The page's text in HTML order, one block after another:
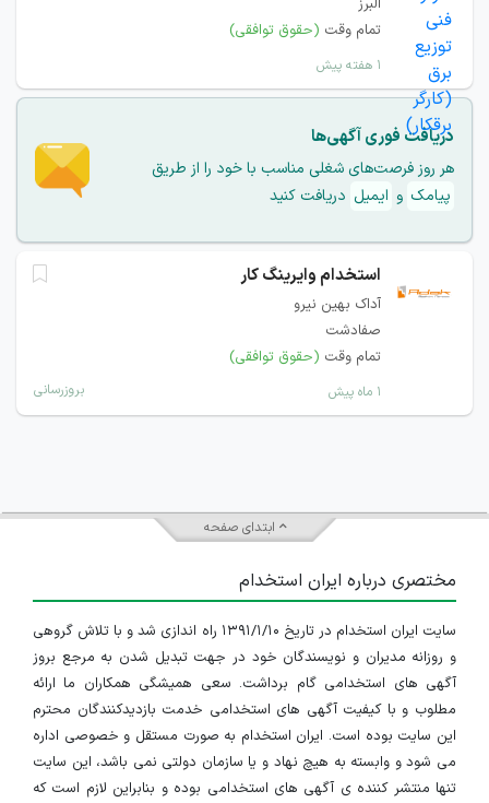
البرز
تمام وقت (حقوق توافقی)
۱ هفته پیش
دریافت فوری آگهی‌ها
هر روز فرصت‌های شغلی مناسب با خود را از طریق
پیامک و ایمیل دریافت کنید
استخدام وایرینگ کار
آداک بهین نیرو
صفادشت
تمام وقت (حقوق توافقی)
۱ ماه پیش بروزرسانی
ابتدای صفحه
مختصری درباره ایران استخدام
سایت ایران استخدام در تاریخ ۱۳۹۱/۱/۱۰ راه اندازی شد و با تلاش گروهی
و روزانه مدیران و نویسندگان خود در جهت تبدیل شدن به مرجع بروز
آگهی های استخدامی گام برداشت. سعی همیشگی همکاران ما ارائه
مطلوب و با کیفیت آگهی های استخدامی خدمت بازدیدکنندگان محترم
این سایت بوده است. ایران استخدام به صورت مستقل و خصوصی اداره
می شود و وابسته به هیچ نهاد و یا سازمان دولتی نمی باشد، این سایت
تنها منتشر کننده ی آگهی های استخدامی بوده و بنابراین لازم است که